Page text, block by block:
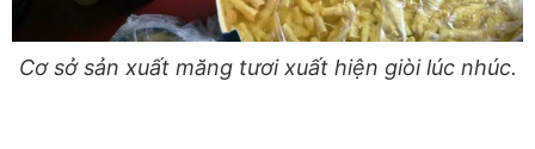
Cơ sở sản xuất măng tươi xuất hiện giòi lúc nhúc.